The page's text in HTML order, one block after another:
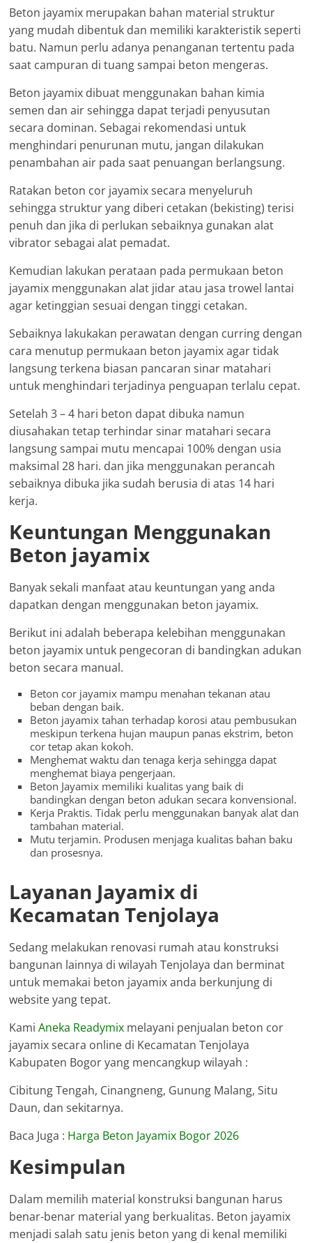
Beton jayamix merupakan bahan material struktur
yang mudah dibentuk dan memiliki karakteristik seperti
batu. Namun perlu adanya penanganan tertentu pada
saat campuran di tuang sampai beton mengeras.
Beton jayamix dibuat menggunakan bahan kimia
semen dan air sehingga dapat terjadi penyusutan
secara dominan. Sebagai rekomendasi untuk
menghindari penurunan mutu, jangan dilakukan
penambahan air pada saat penuangan berlangsung.
Ratakan beton cor jayamix secara menyeluruh
sehingga struktur yang diberi cetakan (bekisting) terisi
penuh dan jika di perlukan sebaiknya gunakan alat
vibrator sebagai alat pemadat.
Kemudian lakukan perataan pada permukaan beton
jayamix menggunakan alat jidar atau jasa trowel lantai
agar ketinggian sesuai dengan tinggi cetakan.
Sebaiknya lakukakan perawatan dengan curring dengan
cara menutup permukaan beton jayamix agar tidak
langsung terkena biasan pancaran sinar matahari
untuk menghindari terjadinya penguapan terlalu cepat.
Setelah 3 – 4 hari beton dapat dibuka namun
diusahakan tetap terhindar sinar matahari secara
langsung sampai mutu mencapai 100% dengan usia
maksimal 28 hari. dan jika menggunakan perancah
sebaiknya dibuka jika sudah berusia di atas 14 hari
kerja.
Keuntungan Menggunakan
Beton jayamix
Banyak sekali manfaat atau keuntungan yang anda
dapatkan dengan menggunakan beton jayamix.
Berikut ini adalah beberapa kelebihan menggunakan
beton jayamix untuk pengecoran di bandingkan adukan
beton secara manual.
Beton cor jayamix mampu menahan tekanan atau
beban dengan baik.
Beton jayamix tahan terhadap korosi atau pembusukan
meskipun terkena hujan maupun panas ekstrim, beton
cor tetap akan kokoh.
Menghemat waktu dan tenaga kerja sehingga dapat
menghemat biaya pengerjaan.
Beton Jayamix memiliki kualitas yang baik di
bandingkan dengan beton adukan secara konvensional.
Kerja Praktis. Tidak perlu menggunakan banyak alat dan
tambahan material.
Mutu terjamin. Produsen menjaga kualitas bahan baku
dan prosesnya.
Layanan Jayamix di
Kecamatan Tenjolaya
Sedang melakukan renovasi rumah atau konstruksi
bangunan lainnya di wilayah Tenjolaya dan berminat
untuk memakai beton jayamix anda berkunjung di
website yang tepat.
KamiAneka Readymix melayani penjualan beton cor
jayamix secara online di Kecamatan Tenjolaya
Kabupaten Bogor yang mencangkup wilayah :
Cibitung Tengah, Cinangneng, Gunung Malang, Situ
Daun, dan sekitarnya.
Baca Juga : Harga Beton Jayamix Bogor 2026
Kesimpulan
Dalam memilih material konstruksi bangunan harus
benar-benar material yang berkualitas. Beton jayamix
menjadi salah satu jenis beton yang di kenal memiliki